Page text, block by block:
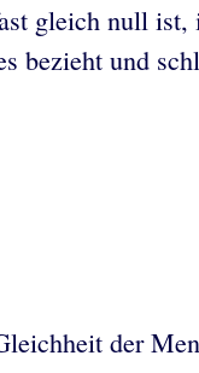
gleich null
bezieht und
der